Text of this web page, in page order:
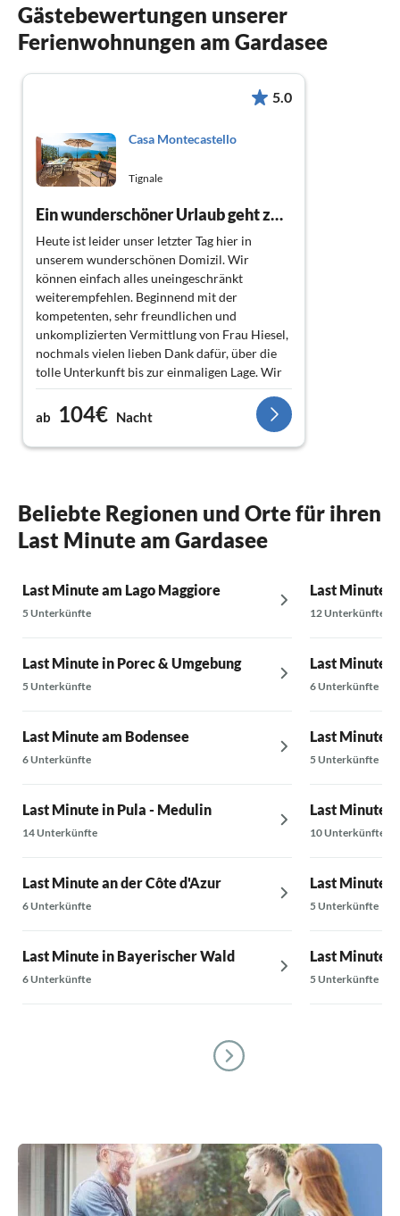
Gästebewertungen unserer
Ferienwohnungen am Gardasee
5.0
Casa Montecastello
Tignale
Ein wunderschöner Urlaub geht zuende
Heute ist leider unser letzter Tag hier in
unserem wunderschönen Domizil. Wir
können einfach alles uneingeschränkt
weiterempfehlen. Beginnend mit der
kompetenten, sehr freundlichen und
unkomplizierten Vermittlung von Frau Hiesel,
nochmals vielen lieben Dank dafür, über die
tolle Unterkunft bis zur einmaligen Lage. Wir
haben zum Frühstück und Abendessen auf
unserer herrlichen Terrasse den Seeblick und
den Blick in die Natur genießen können. Das
Haus ist mit allem ausgestattet, was man sich
wartete darauf auf der Terrasse mit Seeblick
getrunken zu werden, die Betten bereits
bezogen, Handtücher lagen bereit. Wir sagen
hier einfach bezaubernd und alles für den
täglichen Bedarf vorhanden. Ein rundum
toller Urlaub, der keine Wünsche offen lässt.
ab 104€ Nacht
Beliebte Regionen und Orte für ihren
Last Minute am Gardasee
Last Minute am Lago Maggiore
5 Unterkünfte
Last Minute in Porec & Umgebung
5 Unterkünfte
Last Minute am Bodensee
6 Unterkünfte
Last Minute in Pula - Medulin
14 Unterkünfte
Last Minute an der Côte d'Azur
6 Unterkünfte
Last Minute in Bayerischer Wald
6 Unterkünfte
Last Minute
12 Unterkünfte
Last Minute
6 Unterkünfte
Last Minute
5 Unterkünfte
Last Minute
10 Unterkünfte
Last Minute
5 Unterkünfte
Last Minute
5 Unterkünfte